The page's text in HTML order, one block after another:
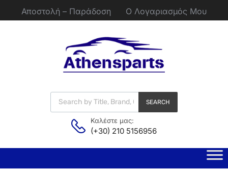
Αποστολή – Παράδοση Ο Λογαριασμός Μου
SEARCH
Καλέστε μας:
(+30) 210 5156956